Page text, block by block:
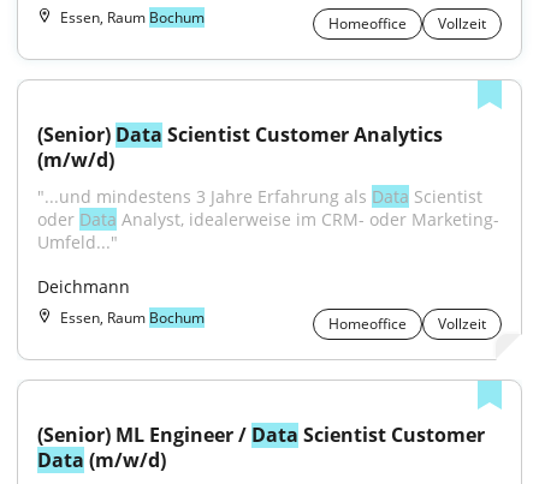
Essen, Raum Bochum Homeoffice Vollzeit
(Senior) Data Scientist Customer Analytics
(m/w/d)
"...und mindestens 3 Jahre Erfahrung als Data Scientist
oder Data Analyst, idealerweise im CRM- oder Marketing-
Umfeld..."
Deichmann
Essen, Raum Bochum Homeoffice Vollzeit
(Senior) ML Engineer / Data
Data (m/w/d)